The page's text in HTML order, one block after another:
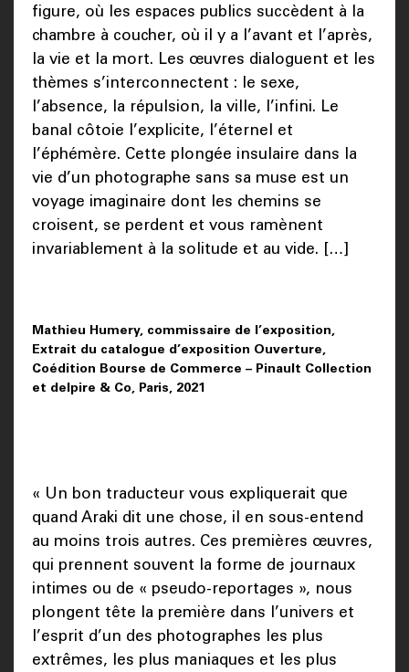
figure, où les espaces publics succèdent à la
chambre à coucher, où il y a l’avant et l’après,
la vie et la mort. Les œuvres dialoguent et les
thèmes s’interconnectent : le sexe,
l’absence, la répulsion, la ville, l’infini. Le
banal côtoie l’explicite, l’éternel et
l’éphémère. Cette plongée insulaire dans la
vie d’un photographe sans sa muse est un
voyage imaginaire dont les chemins se
croisent, se perdent et vous ramènent
invariablement à la solitude et au vide. […]
Mathieu Humery, commissaire de l’exposition,
Extrait du catalogue d’exposition Ouverture,
Coédition Bourse de Commerce – Pinault Collection
et delpire & Co, Paris, 2021
« Un bon traducteur vous expliquerait que
quand Araki dit une chose, il en sous-entend
au moins trois autres. Ces premières œuvres,
qui prennent souvent la forme de journaux
intimes ou de « pseudo-reportages », nous
plongent tête la première dans l’univers et
l’esprit d’un des photographes les plus
extrêmes, les plus maniaques et les plus